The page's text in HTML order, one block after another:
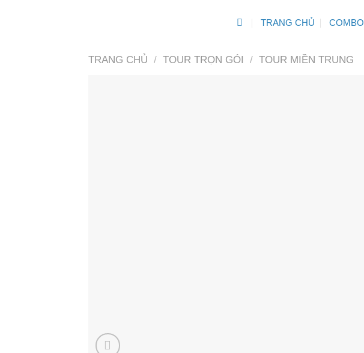
TRANG CHỦ COMBO
TRANG CHỦ / TOUR TRỌN GÓI / TOUR MIỀN TRUNG